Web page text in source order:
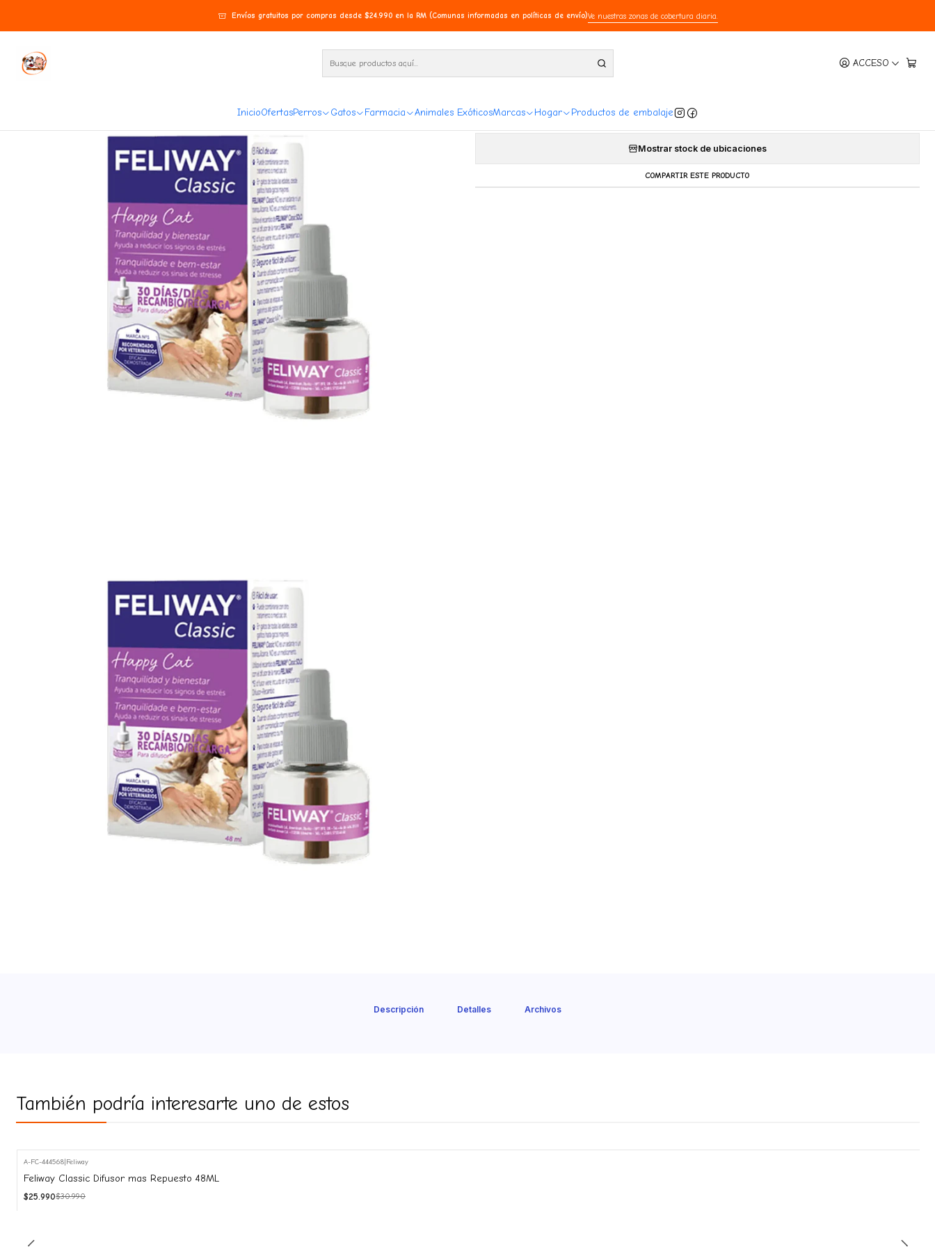
ACCESO
InicioOfertasPerros Gatos Farmacia Animales ExóticosMarcas Hogar Productos de embalaje
Envíos gratuitos por compras desde $24.990 en la RM (Comunas informadas en políticas de envío)Ve nuestras zonas de cobertura diaria.
Feliway Classic Repuesto para Difusor 48ml
Feliway Classic Repuesto para Difusor 48ml
Agregar a la lista de favoritos
Mostrar stock de ubicaciones
COMPARTIR ESTE PRODUCTO
Descripción Detalles Archivos
También podría interesarte uno de estos
-16%
OFF
A-FC-444568 Feliway
Feliway Classic Difusor mas Repuesto 48ML
$25.990$30.990